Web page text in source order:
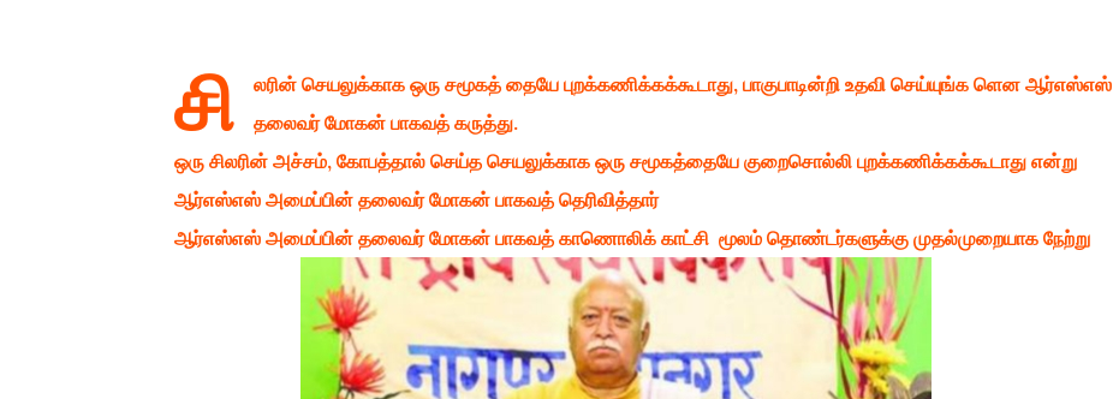
சி
லரின் செயலுக்காக ஒரு சமூகத் தையே புறக்கணிக்கக்கூடாது, பாகுபாடின்றி உதவி செய்யுங்க ளென ஆர்எஸ்எஸ்
தலைவர் மோகன் பாகவத் கருத்து.
ஒரு சிலரின் அச்சம், கோபத்தால் செய்த செயலுக்காக ஒரு சமூகத்தையே குறைசொல்லி புறக்கணிக்கக்கூடாது என்று
ஆர்எஸ்எஸ் அமைப்பின் தலைவர் மோகன் பாகவத் தெரிவித்தார்
ஆர்எஸ்எஸ் அமைப்பின் தலைவர் மோகன் பாகவத் காணொலிக் காட்சி மூலம் தொண்டர்களுக்கு முதல்முறையாக நேற்று